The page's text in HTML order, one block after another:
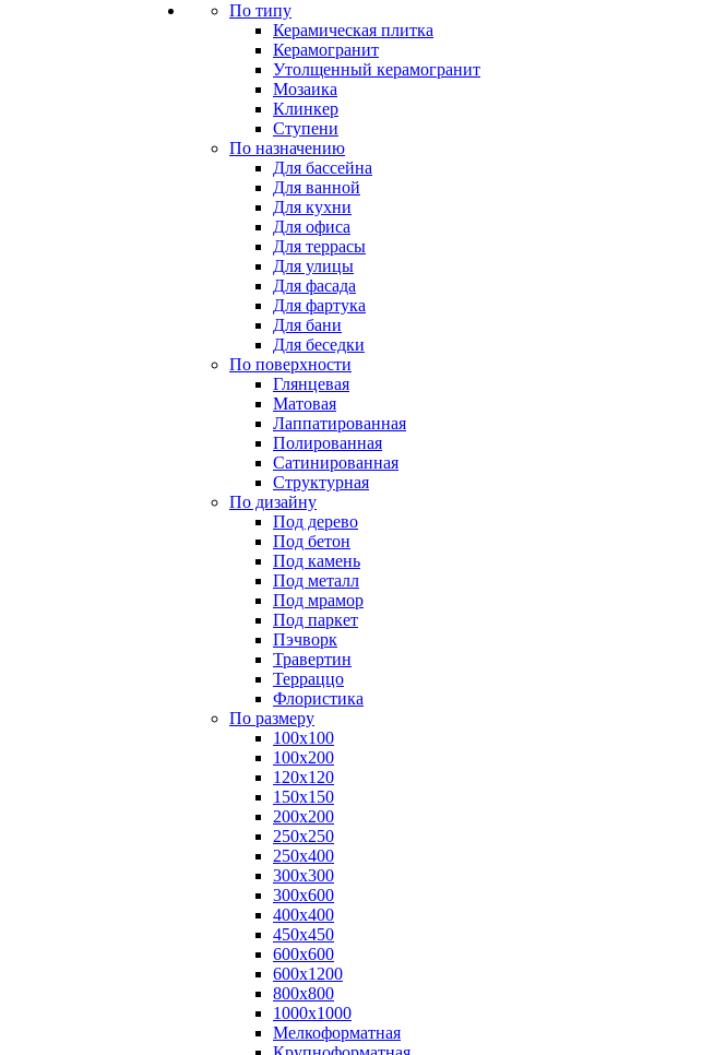
По типу
Керамическая плитка
Керамогранит
Утолщенный керамогранит
Мозаика
Клинкер
Ступени
По назначению
Для бассейна
Для ванной
Для кухни
Для офиса
Для террасы
Для улицы
Для фасада
Для фартука
Для бани
Для беседки
По поверхности
Глянцевая
Матовая
Лаппатированная
Полированная
Сатинированная
Структурная
По дизайну
Под дерево
Под бетон
Под камень
Под металл
Под мрамор
Под паркет
Пэчворк
Травертин
Терраццо
Флористика
По размеру
100х100
100х200
120х120
150х150
200х200
250х250
250х400
300х300
300х600
400х400
450х450
600х600
600х1200
800х800
1000х1000
Мелкоформатная